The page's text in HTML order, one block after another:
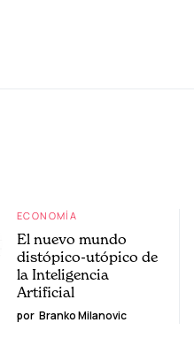
ECONOMÍA
El nuevo mundo
distópico-utópico de
la Inteligencia
Artificial
por Branko Milanovic